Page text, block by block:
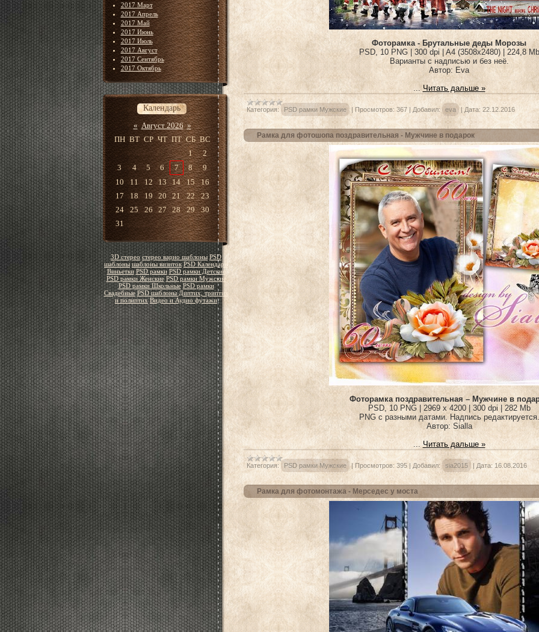
2017 Март
2017 Апрель
2017 Май
2017 Июнь
2017 Июль
2017 Август
2017 Сентябрь
2017 Октябрь
Календарь
« Август 2026 »
ПН ВТ СР ЧТ ПТ СБ ВС
1
2
3
4 5 6 7 8
9
10
11 12 13 14 15
16
17
18 19 20 21 22
23
24
25 26 27 28 29
30
31
3D стерео стерео варио шаблоны PSD
шаблоны шаблоны визиток PSD Календари
Виньетки PSD рамки PSD рамки Детские
PSD рамки Женские PSD рамки Мужские
PSD рамки Школьные PSD рамки
Свадебные PSD шаблоны Диптих, триптих
и полиптих Видео и Аудио футажи
Фоторамка - Брутальные деды Морозы
PSD, 10 PNG | 300 dpi | A4 (3508x2480) | 224,8 Mb
Варианты с надписью и без неё.
Автор: Eva
... Читать дальше »
Категория: PSD рамки Мужские | Просмотров: 367 | Добавил: eva | Дата: 22.12.2016
Рамка для фотошопа поздравительная - Мужчине в подарок
Фоторамка поздравительная – Мужчине в
PSD, 10 PNG | 2969 x 4200 | 300 dpi | 282 Mb
PNG с разными датами. Надпись редактируется.
Автор: Sialla
... Читать дальше »
Категория: PSD рамки Мужские | Просмотров: 395 | Добавил: sia2015 | Дата: 16.08.2016
Рамка для фотомонтажа - Мерседес у моста